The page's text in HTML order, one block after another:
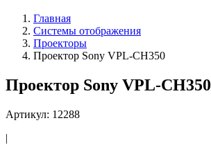
Главная
Системы отображения
Проекторы
Проектор Sony VPL-CH350
Проектор Sony VPL-CH350
Артикул: 12288
|